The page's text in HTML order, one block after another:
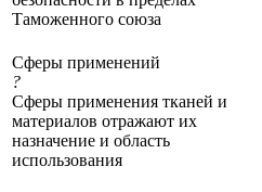
Таможенного союза
Сферы применений
?
Сферы применения тканей и
материалов отражают их
назначение и область
использования